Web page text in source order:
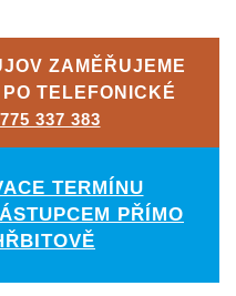
ZAMĚŘUJEME
TELEFONICKÉ
775 337 383
TERMÍNU
PŘÍMO